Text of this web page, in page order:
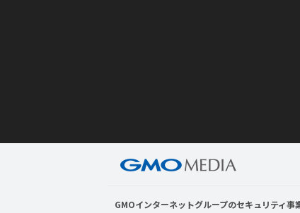
GMOインターネットグループのセキュリティ事